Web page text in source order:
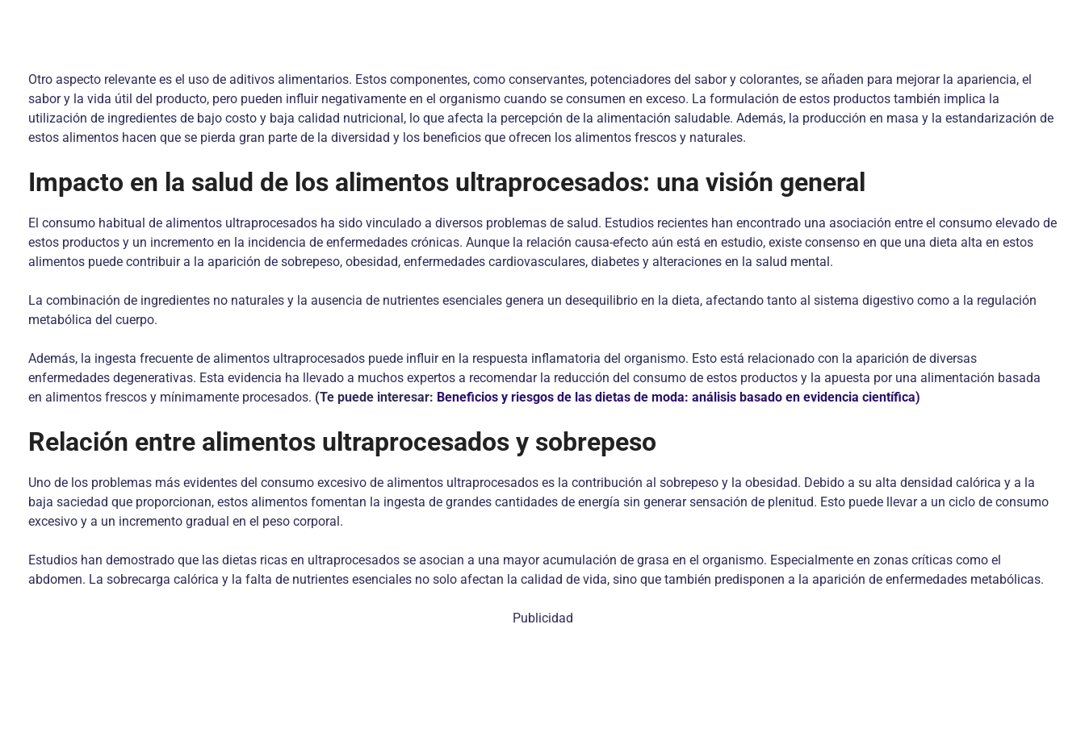
Otro aspecto relevante es el uso de aditivos alimentarios. Estos componentes, como conservantes, potenciadores del sabor y colorantes, se añaden para mejorar la apariencia, el
sabor y la vida útil del producto, pero pueden influir negativamente en el organismo cuando se consumen en exceso. La formulación de estos productos también implica la
utilización de ingredientes de bajo costo y baja calidad nutricional, lo que afecta la percepción de la alimentación saludable. Además, la producción en masa y la estandarización de
estos alimentos hacen que se pierda gran parte de la diversidad y los beneficios que ofrecen los alimentos frescos y naturales.
Impacto en la salud de los alimentos ultraprocesados: una visión general
El consumo habitual de alimentos ultraprocesados ha sido vinculado a diversos problemas de salud. Estudios recientes han encontrado una asociación entre el consumo elevado de
estos productos y un incremento en la incidencia de enfermedades crónicas. Aunque la relación causa-efecto aún está en estudio, existe consenso en que una dieta alta en estos
alimentos puede contribuir a la aparición de sobrepeso, obesidad, enfermedades cardiovasculares, diabetes y alteraciones en la salud mental.
La combinación de ingredientes no naturales y la ausencia de nutrientes esenciales genera un desequilibrio en la dieta, afectando tanto al sistema digestivo como a la regulación
metabólica del cuerpo.
Además, la ingesta frecuente de alimentos ultraprocesados puede influir en la respuesta inflamatoria del organismo. Esto está relacionado con la aparición de diversas
enfermedades degenerativas. Esta evidencia ha llevado a muchos expertos a recomendar la reducción del consumo de estos productos y la apuesta por una alimentación basada
en alimentos frescos y mínimamente procesados. (Te puede interesar: Beneficios y riesgos de las dietas de moda: análisis basado en evidencia científica)
Relación entre alimentos ultraprocesados y sobrepeso
Uno de los problemas más evidentes del consumo excesivo de alimentos ultraprocesados es la contribución al sobrepeso y la obesidad. Debido a su alta densidad calórica y a la
baja saciedad que proporcionan, estos alimentos fomentan la ingesta de grandes cantidades de energía sin generar sensación de plenitud. Esto puede llevar a un ciclo de consumo
excesivo y a un incremento gradual en el peso corporal.
Estudios han demostrado que las dietas ricas en ultraprocesados se asocian a una mayor acumulación de grasa en el organismo. Especialmente en zonas críticas como el
abdomen. La sobrecarga calórica y la falta de nutrientes esenciales no solo afectan la calidad de vida, sino que también predisponen a la aparición de enfermedades metabólicas.
Publicidad